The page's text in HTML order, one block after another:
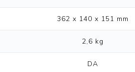
362 x 140 x 151 mm
2,6 kg
DA